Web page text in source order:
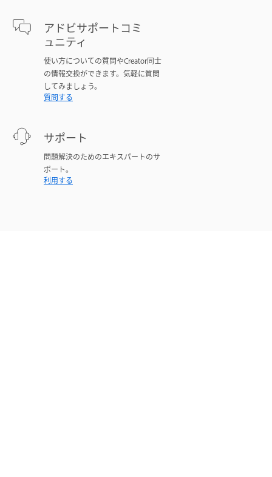
アドビサポートコミ
ュニティ
使い方についての質問やCreator同士
の情報交換ができます。気軽に質問
してみましょう。
質問する
サポート
問題解決のためのエキスパートのサ
ポート。
利用する